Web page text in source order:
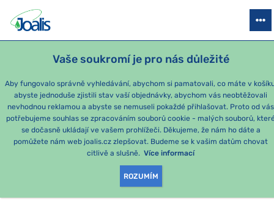
Vaše soukromí je pro nás důležité
Aby fungovalo správně vyhledávání, abychom si pamatovali, co máte v
abyste jednoduše zjistili stav vaší objednávky, abychom vás neobtěžovali
nevhodnou reklamou a abyste se nemuseli pokaždé přihlašovat. Proto od vás
potřebujeme souhlas se zpracováním souborů cookie - malých souborů,
se dočasně ukládají ve vašem prohlížeči. Děkujeme, že nám ho dáte a
pomůžete nám web joalis.cz zlepšovat. Budeme se k vašim datům chovat
citlivě a slušně. Více informací
ROZUMÍM
PRODUKTY PODLE OBTÍŽÍ SEZÓNNÍ BALÍČKY PRO DĚTI
Imunita - nevyvážená
PRODUKTY PODLE
KATEGORIE:
IMUNITA - NEVYVÁŽENÁ